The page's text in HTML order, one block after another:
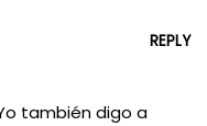
REPLY
también digo a